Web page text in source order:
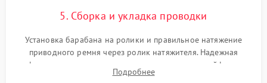
5. Сборка и укладка проводки
Установка барабана на ролики и правильное натяжение
приводного ремня через ролик натяжителя. Надежная
фиксация всех узлов, подключение клемм и шлейфов к
модулю управления. Монтаж корпусных панелей, люка и
Подробнее